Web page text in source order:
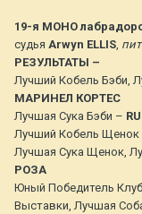
19-я МОНО
судья Arwyn ELLIS,
РЕЗУЛЬТАТЫ –
Лучший Кобель Бэби,
МАРИНЕЛ КОРТЕС
Лучшая Сука Бэби –
Лучший Кобель Щенок
Лучшая Сука Щенок,
РОЗА
Юный Победитель
Выставки, Лучшая